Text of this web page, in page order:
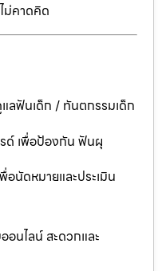
ม่คาดคิด
ลฟันเด็ก / ทันตกรรมเด็ก
ด์ เพื่อป้องกัน ฟันผุ
นัดหมายและประเมิน
นไลน์ สะดวกและ